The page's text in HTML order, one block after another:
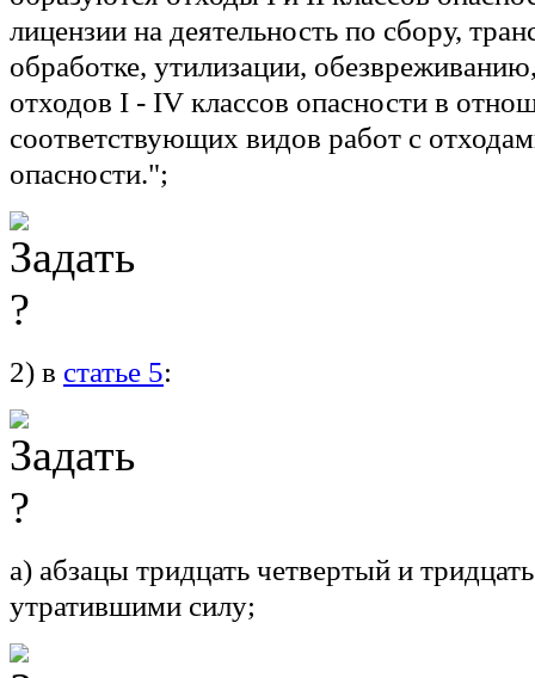
лицензии на деятельность по сбору,
обработке, утилизации,
отходов I - IV классов опасности в
соответствующих видов работ с
опасности.";
2) в статье 5:
а) абзацы тридцать четвертый и
утратившими силу;